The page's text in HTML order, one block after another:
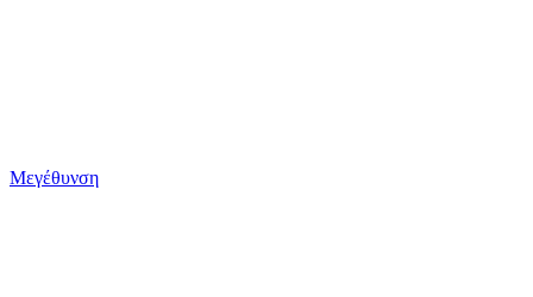
Μεγέθυνση